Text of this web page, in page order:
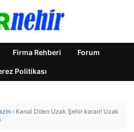
Firma Rehberi Forum
Politikası
› Kanal D’den Uzak Şehir kararı! Uzak